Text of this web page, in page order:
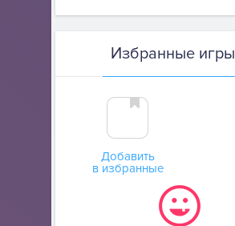
Избранные игры
Добавить
в избранные